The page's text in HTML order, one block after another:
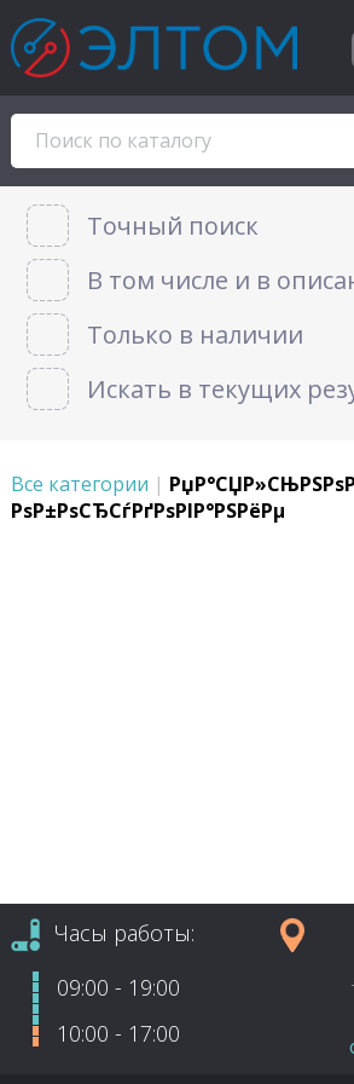
Точный поиск
В том числе и в
Только в наличии
Искать в текущих
Все категории |
РѕР±РѕСЂСѓРґРѕРІР°РЅРёРµ
Часы работы:
09:00 - 19:00
10:00 - 17:00